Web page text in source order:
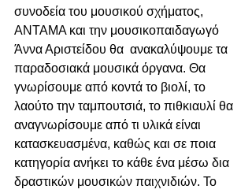
συνοδεία του μουσικού σχήματος,
ANTAMA και την μουσικοπαιδαγωγό
Άννα Αριστείδου θα  ανακαλύψουμε τα
παραδοσιακά μουσικά όργανα. Θα
γνωρίσουμε από κοντά το βιολί, το
λαούτο την ταμπουτσιά, το πιθκιαυλί θα
αναγνωρίσουμε από τι υλικά είναι
κατασκευασμένα, καθώς και σε ποια
κατηγορία ανήκει το κάθε ένα μέσω δια
δραστικών μουσικών παιχνιδιών. Το